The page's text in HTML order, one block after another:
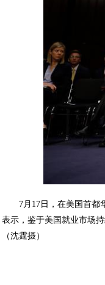
7月17日，在美国首都华
表示，鉴于美国就业市场
（沈霆摄）